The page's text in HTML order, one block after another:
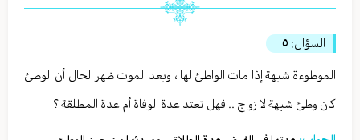
السؤال: ٥
الموطوءة شبهة إذا مات الواطئ لها ، وبعد الموت ظهر الحال أن الوطئ
كان وطئ شبهة لا زواج .. فهل تعتد عدة الوفاة أم عدة المطلقة ؟